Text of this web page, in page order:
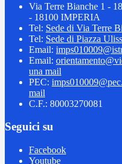
Via Terre Bianche 1 -
- 18100 IMPERIA
Tel: Sede di Via Terre
Tel: Sede di Piazza
Email:
Email:
una mail
PEC:
mail
C.F.: 80003270081
Seguici su
Facebook
Youtube